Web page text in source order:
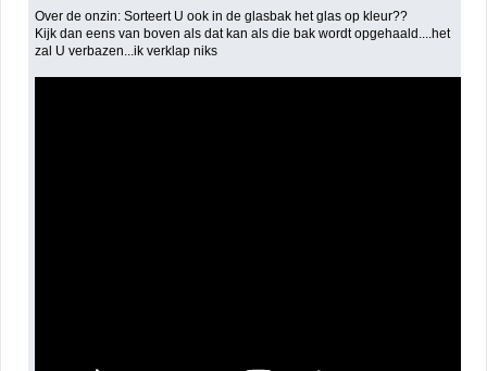
Over de onzin: Sorteert U ook in de glasbak het glas op kleur??
Kijk dan eens van boven als dat kan als die bak wordt opgehaald....het
zal U verbazen...ik verklap niks